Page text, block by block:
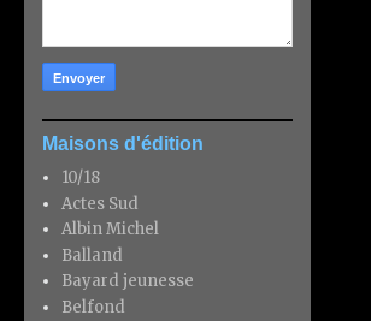
Maisons d'édition
10/18
Actes Sud
Albin Michel
Balland
Bayard jeunesse
Belfond